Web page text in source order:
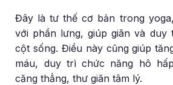
Đây là tư thế cơ bản trong
với phần lưng, giúp giãn và duy
cột sống. Điều này cũng giúp
máu, duy trì chức năng hô
căng thẳng, thư giãn tâm lý.